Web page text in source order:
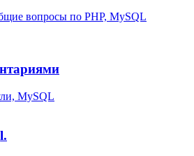
вопросы по PHP, MySQL
MySQL